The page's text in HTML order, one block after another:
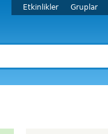
Etkinlikler Gruplar